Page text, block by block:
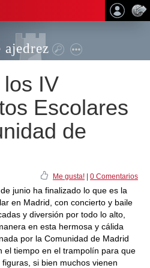
ajedrez
IV
Escolares
de
Me gusta! 0 Comentarios
junio ha finalizado lo que es la
en Madrid, con concierto y baile
y diversión por todo lo alto,
en esta hermosa y cálida
por la Comunidad de Madrid
el tiempo en el trampolín para que
si bien muchos vienen